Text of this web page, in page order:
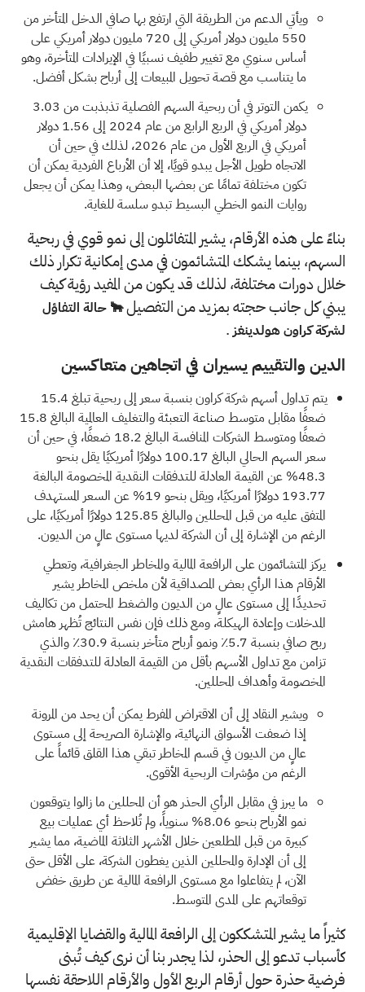
ويأتي الدعم من الطريقة التي ارتفع بها صافي الدخل المتأخر من
550 مليون دولار أمريكي إلى 720 مليون دولار أمريكي على
أساس سنوي مع تغيير طفيف نسبيًا في الإيرادات المتأخرة، وهو
ما يتناسب مع قصة تحويل المبيعات إلى أرباح بشكل أفضل.
يكمن التوتر في أن ربحية السهم الفصلية تذبذبت من 3.03
دولار أمريكي في الربع الرابع من عام 2024 إلى 1.56 دولار
أمريكي في الربع الأول من عام 2026، لذلك في حين أن
الاتجاه طويل الأجل يبدو قويًا، إلا أن الأرباع الفردية يمكن أن
تكون مختلفة تمامًا عن بعضها البعض، وهذا يمكن أن يجعل
روايات النمو الخطي البسيط تبدو سلسة للغاية.
بناءً على هذه الأرقام، يشير المتفائلون إلى نمو قوي في ربحية
السهم، بينما يشكك المتشائمون في مدى إمكانية تكرار ذلك
خلال دورات مختلفة، لذلك قد يكون من المفيد رؤية كيف
يبني كل جانب حجته بمزيد من التفصيل🐂 حالة التفاؤل
لشركة كراون هولدينغز.
الدين والتقييم يسيران في اتجاهين متعاكسين
يتم تداول أسهم شركة كراون بنسبة سعر إلى ربحية تبلغ 15.4
ضعفًا مقابل متوسط صناعة التعبئة والتغليف العالمية البالغ 15.8
ضعفًا ومتوسط الشركات المنافسة البالغ 18.2 ضعفًا، في حين أن
سعر السهم الحالي البالغ 100.17 دولارًا أمريكيًا يقل بنحو
48.3% عن القيمة العادلة للتدفقات النقدية المخصومة البالغة
193.77 دولارًا أمريكيًا، ويقل بنحو 19% عن السعر المستهدف
المتفق عليه من قبل المحللين والبالغ 125.85 دولارًا أمريكيًا، على
الرغم من الإشارة إلى أن الشركة لديها مستوى عالٍ من الديون.
يركز المتشائمون على الرافعة المالية والمخاطر الجغرافية، وتعطي
الأرقام هذا الرأي بعض المصداقية لأن ملخص المخاطر يشير
تحديدًا إلى مستوى عالٍ من الديون والضغط المحتمل من تكاليف
المدخلات وإعادة الهيكلة، ومع ذلك فإن نفس النتائج تُظهر هامش
ربح صافي بنسبة 5.7٪ ونمو أرباح متأخر بنسبة 30.9٪ والذي
تزامن مع تداول الأسهم بأقل من القيمة العادلة للتدفقات النقدية
المخصومة وأهداف المحللين.
ويشير النقاد إلى أن الاقتراض المفرط يمكن أن يحد من المرونة
إذا ضعفت الأسواق النهائية، والإشارة الصريحة إلى مستوى
عالٍ من الديون في قسم المخاطر تبقي هذا القلق قائماً على
الرغم من مؤشرات الربحية الأقوى.
ما يبرز في مقابل الرأي الحذر هو أن المحللين ما زالوا يتوقعون
نمو الأرباح بنحو 8.06% سنوياً، ولم تُلاحظ أي عمليات بيع
كبيرة من قبل المطلعين خلال الأشهر الثلاثة الماضية، مما يشير
إلى أن الإدارة والمحللين الذين يغطون الشركة، على الأقل حتى
الآن، لم يتفاعلوا مع مستوى الرافعة المالية عن طريق خفض
توقعاتهم على المدى المتوسط.
كثيراً ما يشير المتشككون إلى الرافعة المالية والقضايا الإقليمية
كأسباب تدعو إلى الحذر، لذا يجدر بنا أن نرى كيف تُبنى
فرضية حذرة حول أرقام الربع الأول والأرقام اللاحقة نفسها